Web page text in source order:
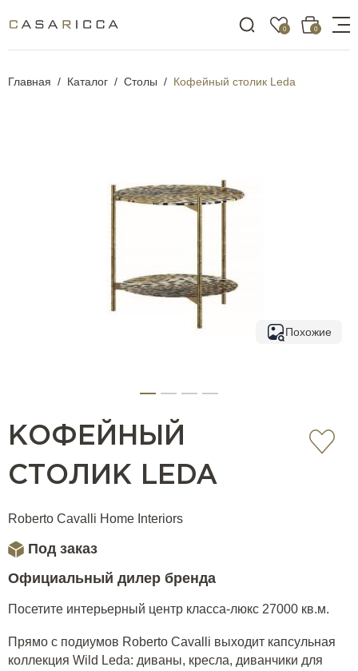
0 0
Главная Каталог Столы Кофейный столик Leda
Похожие
КОФЕЙНЫЙ
СТОЛИК LEDA
Roberto Cavalli Home Interiors
Под заказ
Официальный дилер бренда
Посетите интерьерный центр класса-люкс 27000 кв.м.
Прямо с подиумов Roberto Cavalli выходит капсульная
коллекция Wild Leda: диваны, кресла, диванчики для